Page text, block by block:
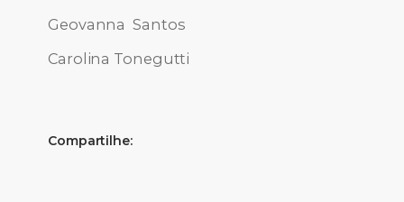
Geovanna Santos
Carolina Tonegutti
Compartilhe: